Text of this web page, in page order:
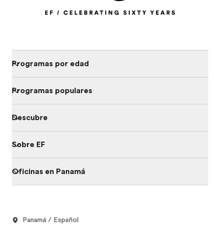
Programas por edad
Programas populares
Descubre
Sobre EF
Oficinas en Panamá
Panamá / Español